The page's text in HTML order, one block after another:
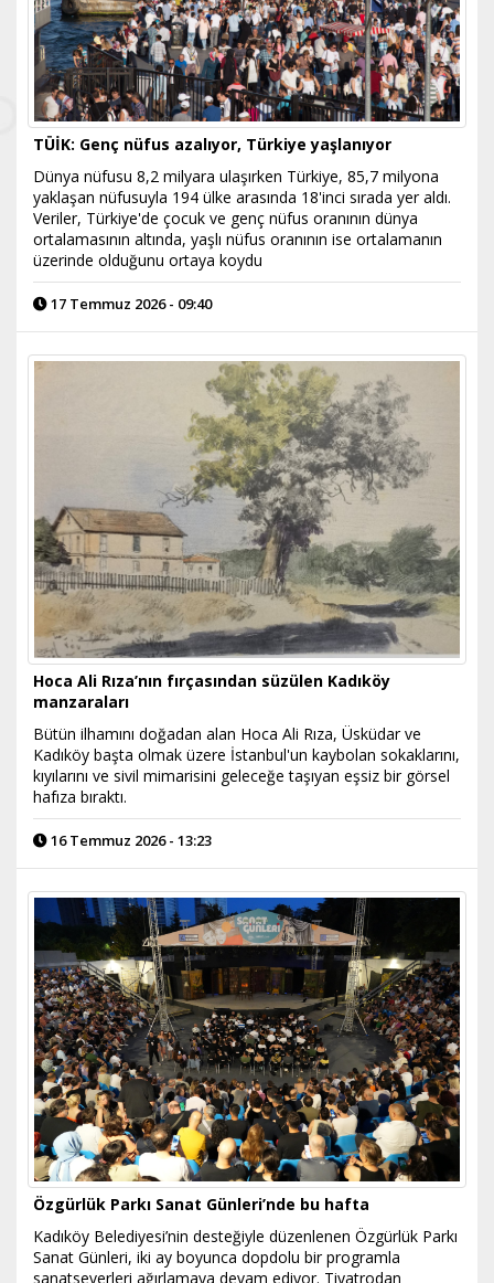
TÜİK: Genç nüfus azalıyor, Türkiye yaşlanıyor
Dünya nüfusu 8,2 milyara ulaşırken Türkiye, 85,7 milyona
yaklaşan nüfusuyla 194 ülke arasında 18'inci sırada yer aldı.
Veriler, Türkiye'de çocuk ve genç nüfus oranının dünya
ortalamasının altında, yaşlı nüfus oranının ise ortalamanın
üzerinde olduğunu ortaya koydu
17 Temmuz 2026 - 09:40
Hoca Ali Rıza’nın fırçasından süzülen Kadıköy
manzaraları
Bütün ilhamını doğadan alan Hoca Ali Rıza, Üsküdar ve
Kadıköy başta olmak üzere İstanbul'un kaybolan sokaklarını,
kıyılarını ve sivil mimarisini geleceğe taşıyan eşsiz bir görsel
hafıza bıraktı.
16 Temmuz 2026 - 13:23
Özgürlük Parkı Sanat Günleri’nde bu hafta
Kadıköy Belediyesi’nin desteğiyle düzenlenen Özgürlük Parkı
Sanat Günleri, iki ay boyunca dopdolu bir programla
sanatseverleri ağırlamaya devam ediyor. Tiyatrodan